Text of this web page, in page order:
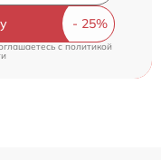
cполитикой